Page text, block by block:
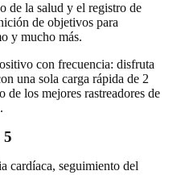
de la salud y el registro de
de objetivos para
y mucho más.
con frecuencia: disfruta
una sola carga rápida de 2
los mejores rastreadores de
5
cardíaca, seguimiento del